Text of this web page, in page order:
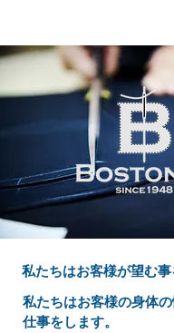
私たちはお客様が望む事
私たちはお客様の身体
仕事をします。